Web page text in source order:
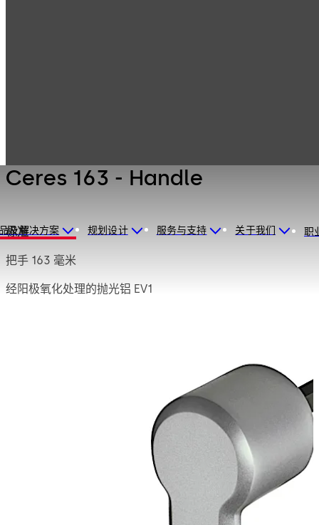
及解决方案 规划设计 服务与支持 关于我们 职
Ceres 163 - Handle
标准
把手 163 毫米
经阳极氧化处理的抛光铝 EV1